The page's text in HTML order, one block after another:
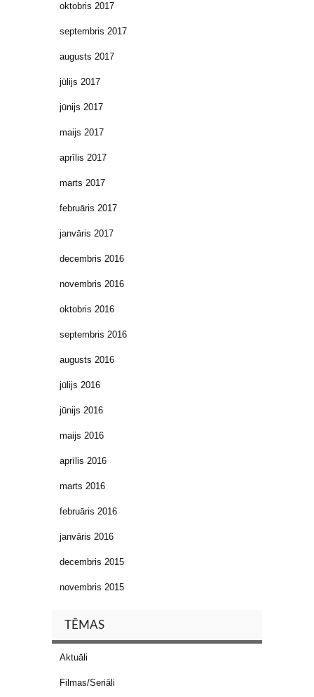
oktobris 2017
septembris 2017
augusts 2017
jūlijs 2017
jūnijs 2017
maijs 2017
aprīlis 2017
marts 2017
februāris 2017
janvāris 2017
decembris 2016
novembris 2016
oktobris 2016
septembris 2016
augusts 2016
jūlijs 2016
jūnijs 2016
maijs 2016
aprīlis 2016
marts 2016
februāris 2016
janvāris 2016
decembris 2015
novembris 2015
TĒMAS
Aktuāli
Filmas/Seriāli